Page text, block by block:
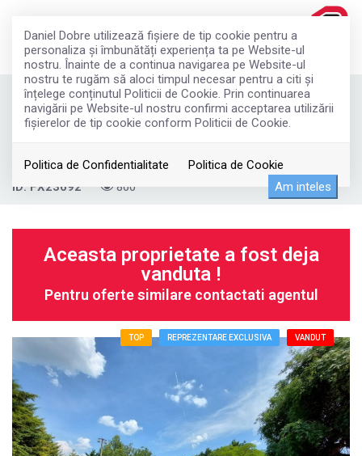
Daniel Dobre utilizează fişiere de tip cookie pentru a
personaliza și îmbunătăți experiența ta pe Website-ul
nostru. Înainte de a continua navigarea pe Website-ul
nostru te rugăm să aloci timpul necesar pentru a citi și
înțelege conținutul Politicii de Cookie. Prin continuarea
navigării pe Website-ul nostru confirmi acceptarea utilizării
fişierelor de tip cookie conform Politicii de Cookie.
Politica de Confidentialitate
Politica de Cookie
Am inteles
Casa de vacanta cu piscina si teren de
tenis in Belciugatele langa lac
Belciugatele 175.000€
ID: FX23692 860
Aceasta proprietate a fost deja
vanduta !
Pentru oferte similare contactati agentul
TOP REPREZENTARE EXCLUSIVA VANDUT